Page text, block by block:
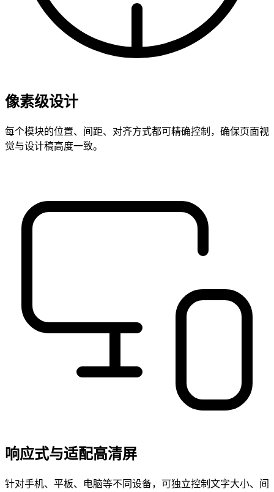
像素级设计
每个模块的位置、间距、对齐方式都可精确控制，确保页面视
觉与设计稿高度一致。
响应式与适配高清屏
针对手机、平板、电脑等不同设备，可独立控制文字大小、间